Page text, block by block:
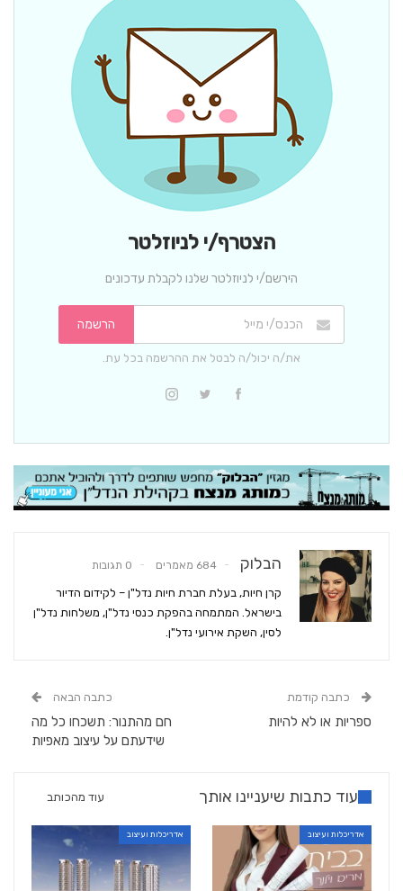
הצטרף/י לניוזלטר
הירשם/י לניוזלטר שלנו לקבלת עדכונים
הרשמה
את/ה יכול/ה לבטל את ההרשמה בכל עת.
הבלוק 684 מאמרים 0 תגובות
קרן חיות, בעלת חברת חיות נדל"ן – לקידום הדיור
בישראל. המתמחה בהפקת כנסי נדל"ן, משלחות נדל"ן
לסין, השקת אירועי נדל"ן.
כתבה קודמת
ספריות או לא להיות
כתבה הבאה
חם מהתנור: תשכחו כל מה
שידעתם על עיצוב מאפיות
עוד כתבות שיעניינו אותך עוד מהכותב
אדריכלות ועיצוב אדריכלות ועיצוב